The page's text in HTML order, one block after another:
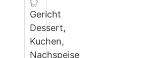
Gericht
Dessert,
Kuchen,
Nachspeise